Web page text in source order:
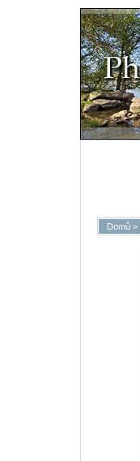
Domů>